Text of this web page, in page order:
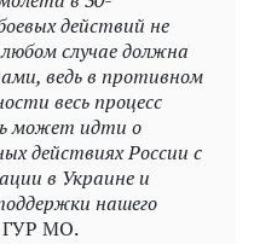
действий не
случае должна
ведь в противном
весь процесс
может идти о
действиях России с
в Украине и
нашего
ГУР МО.